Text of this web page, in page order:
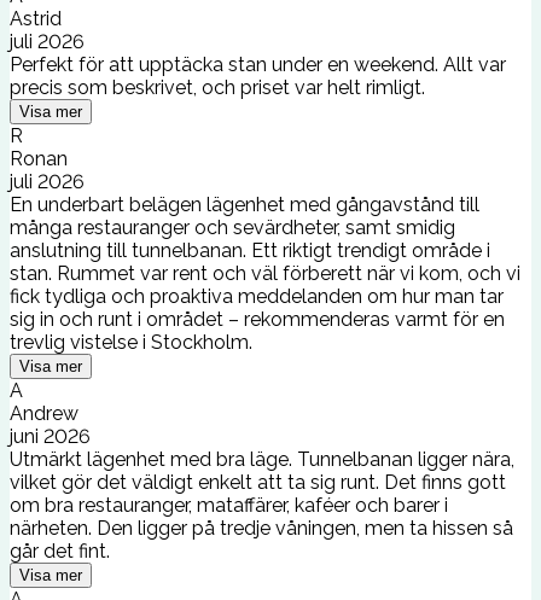
Astrid
juli 2026
Perfekt för att upptäcka stan under en weekend. Allt var
precis som beskrivet, och priset var helt rimligt.
Visa mer
R
Ronan
juli 2026
En underbart belägen lägenhet med gångavstånd till
många restauranger och sevärdheter, samt smidig
anslutning till tunnelbanan. Ett riktigt trendigt område i
stan. Rummet var rent och väl förberett när vi kom, och vi
fick tydliga och proaktiva meddelanden om hur man tar
sig in och runt i området – rekommenderas varmt för en
trevlig vistelse i Stockholm.
Visa mer
A
Andrew
juni 2026
Utmärkt lägenhet med bra läge. Tunnelbanan ligger nära,
vilket gör det väldigt enkelt att ta sig runt. Det finns gott
om bra restauranger, mataffärer, kaféer och barer i
närheten. Den ligger på tredje våningen, men ta hissen så
går det fint.
Visa mer